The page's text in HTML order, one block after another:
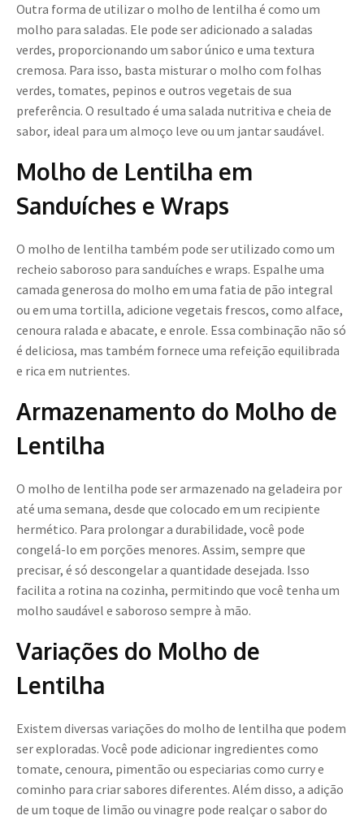
Outra forma de utilizar o molho de lentilha é como um
molho para saladas. Ele pode ser adicionado a saladas
verdes, proporcionando um sabor único e uma textura
cremosa. Para isso, basta misturar o molho com folhas
verdes, tomates, pepinos e outros vegetais de sua
preferência. O resultado é uma salada nutritiva e cheia de
sabor, ideal para um almoço leve ou um jantar saudável.
Molho de Lentilha em
Sanduíches e Wraps
O molho de lentilha também pode ser utilizado como um
recheio saboroso para sanduíches e wraps. Espalhe uma
camada generosa do molho em uma fatia de pão integral
ou em uma tortilla, adicione vegetais frescos, como alface,
cenoura ralada e abacate, e enrole. Essa combinação não só
é deliciosa, mas também fornece uma refeição equilibrada
e rica em nutrientes.
Armazenamento do Molho de
Lentilha
O molho de lentilha pode ser armazenado na geladeira por
até uma semana, desde que colocado em um recipiente
hermético. Para prolongar a durabilidade, você pode
congelá-lo em porções menores. Assim, sempre que
precisar, é só descongelar a quantidade desejada. Isso
facilita a rotina na cozinha, permitindo que você tenha um
molho saudável e saboroso sempre à mão.
Variações do Molho de
Lentilha
Existem diversas variações do molho de lentilha que podem
ser exploradas. Você pode adicionar ingredientes como
tomate, cenoura, pimentão ou especiarias como curry e
cominho para criar sabores diferentes. Além disso, a adição
de um toque de limão ou vinagre pode realçar o sabor do